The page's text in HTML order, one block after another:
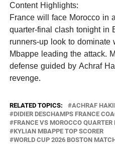
Content Highlights:
France will face Morocco in
quarter-final clash tonight in
runners-up look to dominate
Mbappe leading the attack.
defense guided by Achraf
revenge.
RELATED TOPICS:
ACHRAF
DIDIER DESCHAMPS FRANCE
FRANCE VS MOROCCO QUARTER
KYLIAN MBAPPE TOP SCORER
WORLD CUP 2026 BOSTON